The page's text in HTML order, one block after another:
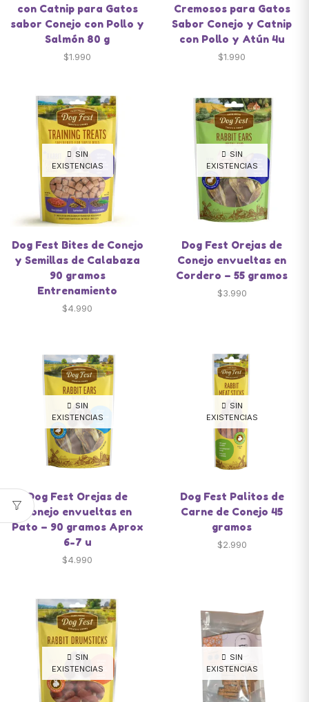
con Catnip para Gatos
sabor Conejo con Pollo y
Salmón 80 g
$1.990
Cremosos para Gatos
Sabor Conejo y Catnip
con Pollo y Atún 4u
$1.990
SIN
EXISTENCIAS
Dog Fest Bites de Conejo
y Semillas de Calabaza
90 gramos
Entrenamiento
$4.990
SIN
EXISTENCIAS
Dog Fest Orejas de
Conejo envueltas en
Cordero – 55 gramos
$3.990
SIN
EXISTENCIAS
Dog Fest Orejas de
Conejo envueltas en
Pato – 90 gramos Aprox
6-7 u
$4.990
SIN
EXISTENCIAS
Dog Fest Palitos de
Carne de Conejo 45
gramos
$2.990
SIN
EXISTENCIAS
SIN
EXISTENCIAS